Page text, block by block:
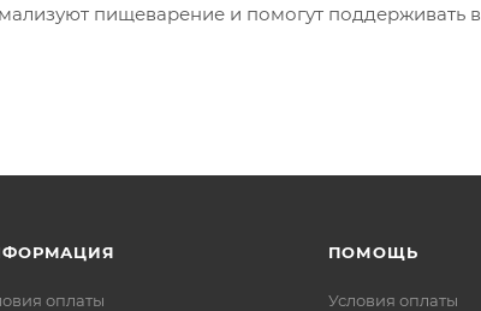
пищеварение и помогут поддерживать в
оплаты
ПОМОЩЬ
Условия оплаты